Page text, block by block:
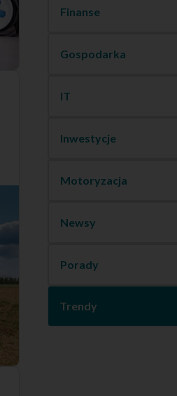
Finanse
Gospodarka
IT
Inwestycje
Motoryzacja
Newsy
Porady
Trendy